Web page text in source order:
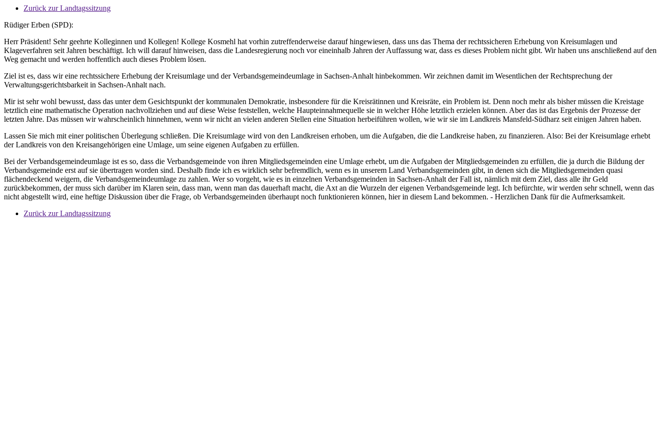
Zurück zur Landtagssitzung
Rüdiger Erben (SPD):
Herr Präsident! Sehr geehrte Kolleginnen und Kollegen! Kollege Kosmehl hat vorhin zutreffenderweise darauf hingewiesen, dass uns das Thema der rechtssicheren Erhebung von Kreisumlagen und
Klageverfahren seit Jahren beschäftigt. Ich will darauf hinweisen, dass die Landesregierung noch vor eineinhalb Jahren der Auffassung war, dass es dieses Problem nicht gibt. Wir haben uns anschließend auf den
Weg gemacht und werden hoffentlich auch dieses Problem lösen.
Ziel ist es, dass wir eine rechtssichere Erhebung der Kreisumlage und der Verbandsgemeindeumlage in Sachsen-Anhalt hinbekommen. Wir zeichnen damit im Wesentlichen der Rechtsprechung der
Verwaltungsgerichtsbarkeit in Sachsen-Anhalt nach.
Mir ist sehr wohl bewusst, dass das unter dem Gesichtspunkt der kommunalen Demokratie, insbesondere für die Kreisrätinnen und Kreisräte, ein Problem ist. Denn noch mehr als bisher müssen die Kreistage
letztlich eine mathematische Operation nachvollziehen und auf diese Weise feststellen, welche Haupteinnahmequelle sie in welcher Höhe letztlich erzielen können. Aber das ist das Ergebnis der Prozesse der
letzten Jahre. Das müssen wir wahrscheinlich hinnehmen, wenn wir nicht an vielen anderen Stellen eine Situation herbeiführen wollen, wie wir sie im Landkreis Mansfeld-Südharz seit einigen Jahren haben.
Lassen Sie mich mit einer politischen Überlegung schließen. Die Kreisumlage wird von den Landkreisen erhoben, um die Aufgaben, die die Landkreise haben, zu finanzieren. Also: Bei der Kreisumlage erhebt
der Landkreis von den Kreisangehörigen eine Umlage, um seine eigenen Aufgaben zu erfüllen.
Bei der Verbandsgemeindeumlage ist es so, dass die Verbandsgemeinde von ihren Mitgliedsgemeinden eine Umlage erhebt, um die Aufgaben der Mitgliedsgemeinden zu erfüllen, die ja durch die Bildung der
Verbandsgemeinde erst auf sie übertragen worden sind. Deshalb finde ich es wirklich sehr befremdlich, wenn es in unserem Land Verbandsgemeinden gibt, in denen sich die Mitgliedsgemeinden quasi
flächendeckend weigern, die Verbandsgemeindeumlage zu zahlen. Wer so vorgeht, wie es in einzelnen Verbandsgemeinden in Sachsen-Anhalt der Fall ist, nämlich mit dem Ziel, dass alle ihr Geld
zurückbekommen, der muss sich darüber im Klaren sein, dass man, wenn man das dauerhaft macht, die Axt an die Wurzeln der eigenen Verbandsgemeinde legt. Ich befürchte, wir werden sehr schnell, wenn das
nicht abgestellt wird, eine heftige Diskussion über die Frage, ob Verbandsgemeinden überhaupt noch funktionieren können, hier in diesem Land bekommen. - Herzlichen Dank für die Aufmerksamkeit.
Zurück zur Landtagssitzung